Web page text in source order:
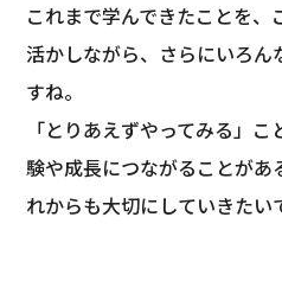
これまで学んできたことを
活かしながら、さらにいろ
すね。
「とりあえずやってみる」
験や成長につながることがあ
れからも大切にしていきたい